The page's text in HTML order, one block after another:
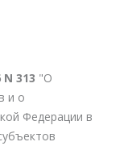
313 "О
и о
Федерации в